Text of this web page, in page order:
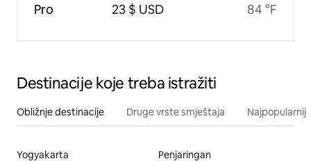
Pro 23 $ USD 84 °F
Destinacije koje treba istražiti
Obližnje destinacije Druge vrste smještaja
Yogyakarta
Penjaringan